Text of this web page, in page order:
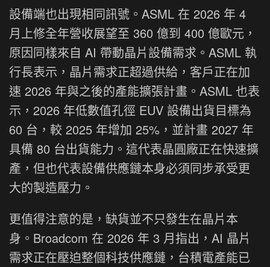
設備端也出現相同訊號。ASML 在 2026 年 4
月上修全年營收展望至 360 億到 400 億歐元，
原因同樣來自 AI 帶動晶片設備需求。ASML 執
行長表示，晶片需求正超過供給，客戶正在加
速 2026 年與之後的產能擴張計畫。ASML 也表
示，2026 年低數值孔徑 EUV 設備出貨目標為
60 台，較 2025 年增加 25%，並計畫 2027 年
具備 80 台出貨能力。這代表晶圓廠正在快速擴
產，但也代表設備供應鏈本身必須同步承受更
大的製造壓力。
更值得注意的是，缺貨並不只發生在晶片本
身。Broadcom 在 2026 年 3 月指出，AI 晶片
需求正在壓迫整個科技供應鏈，台積電產能已